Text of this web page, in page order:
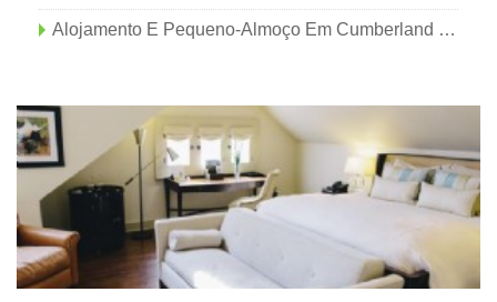
Alojamento E Pequeno-Almoço Em Cumberland Manor